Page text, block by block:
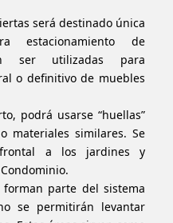
será destinado única
estacionamiento de
ser utilizadas para
o definitivo de muebles
podrá usarse “huellas”
materiales similares. Se
a los jardines y
parte del sistema
se permitirán levantar